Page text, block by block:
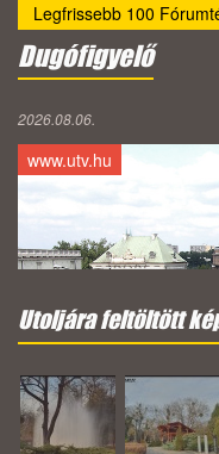
Legfrissebb 100
Dugófigyelő
2026.08.06.
www.utv.hu
Utoljára feltöltött